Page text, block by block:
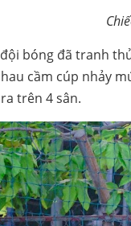
bóng đã tranh thủ
cầm cúp nhảy
trên 4 sân.